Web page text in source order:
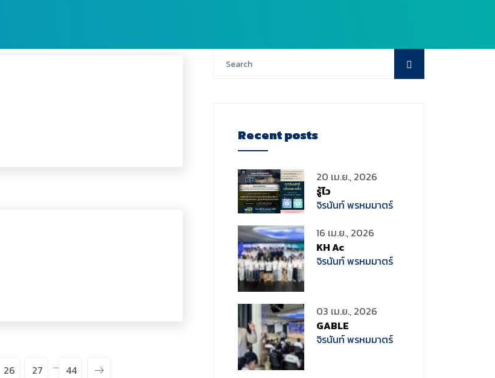
26 27 … 44
Recent posts
20 เม.ย., 2026
รู้ไว
จิรนันท์ พรหมมาตร์
16 เม.ย., 2026
KH Ac
จิรนันท์ พรหมมาตร์
03 เม.ย., 2026
GABLE
จิรนันท์ พรหมมาตร์